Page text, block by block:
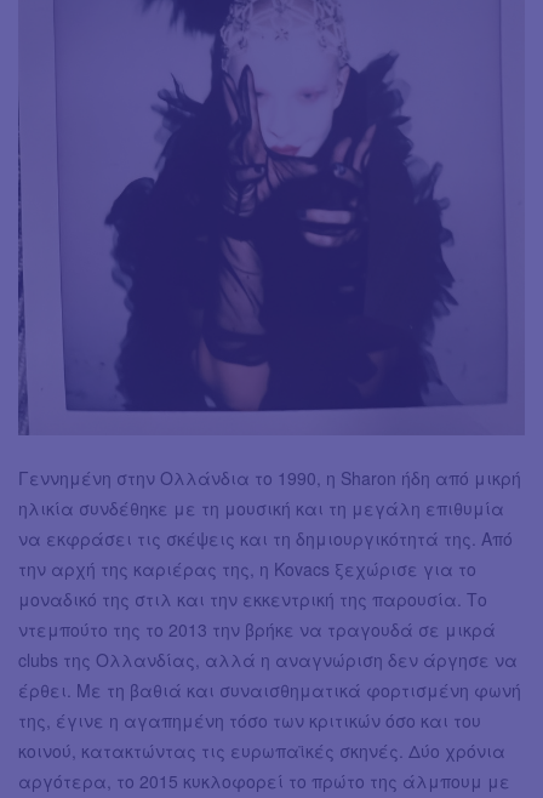
Γεννημένη στην Ολλάνδια το 1990, η Sharon ήδη από μικρή
ηλικία συνδέθηκε με τη μουσική και τη μεγάλη επιθυμία
να εκφράσει τις σκέψεις και τη δημιουργικότητά της. Από
την αρχή της καριέρας της, η Kovacs ξεχώρισε για το
μοναδικό της στιλ και την εκκεντρική της παρουσία. Το
ντεμπούτο της το 2013 την βρήκε να τραγουδά σε μικρά
clubs της Ολλανδίας, αλλά η αναγνώριση δεν άργησε να
έρθει. Με τη βαθιά και συναισθηματικά φορτισμένη φωνή
της, έγινε η αγαπημένη τόσο των κριτικών όσο και του
κοινού, κατακτώντας τις ευρωπαϊκές σκηνές. Δύο χρόνια
αργότερα, το 2015 κυκλοφορεί το πρώτο της άλμπουμ με